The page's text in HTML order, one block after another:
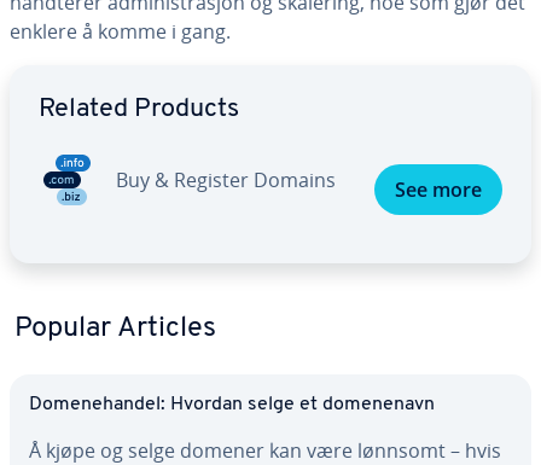
enklere å komme i gang.
Related Products
Buy & Register Domains See more
Popular Articles
Domenehandel: Hvordan selge et domenenavn
Å kjøpe og selge domener kan være lønnsomt – hvis